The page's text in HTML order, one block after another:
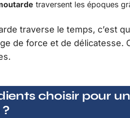
traversent les époques
traverse le temps, c’est
de force et de délicatesse.
choisir pour